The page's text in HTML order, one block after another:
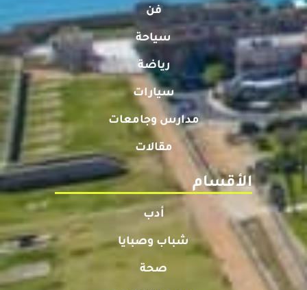
فن
سياحة
رياضة
سيارات
مدارس وجامعات
مقالات
الأقسام
أدب
شباب وصبايا
صحة